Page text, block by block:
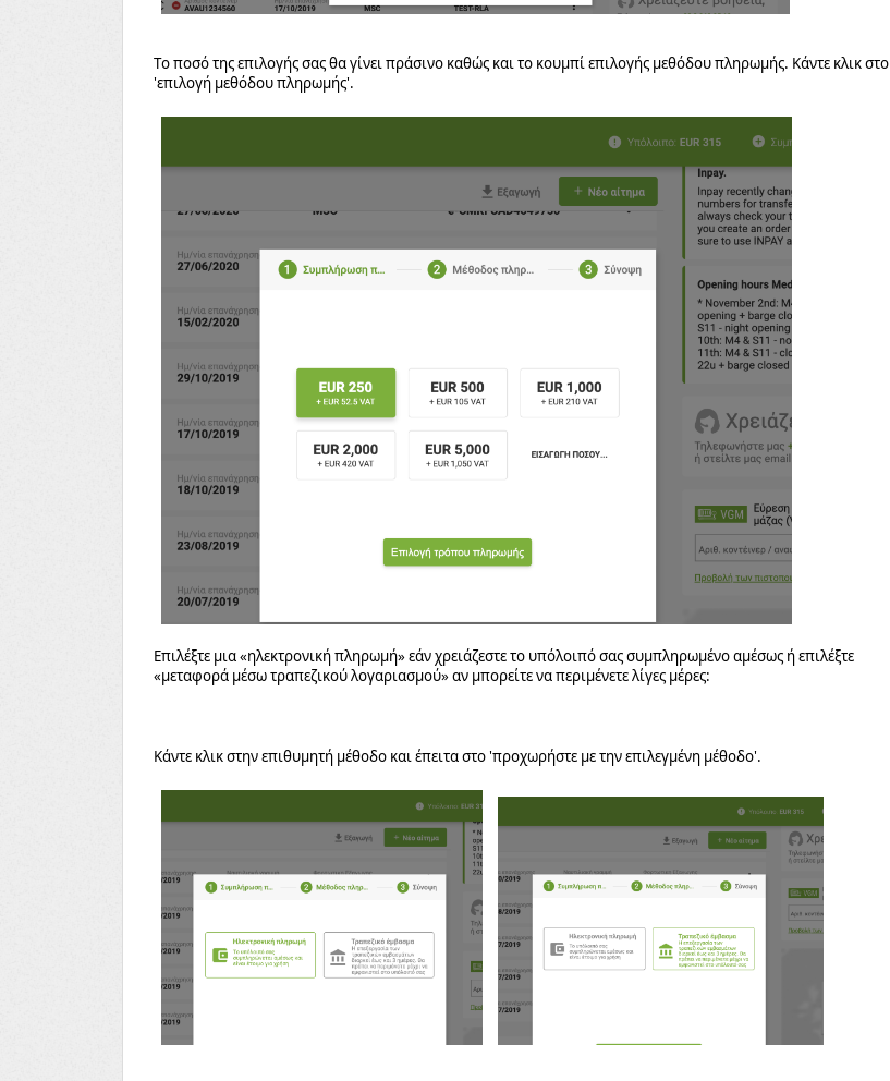
Το ποσό της επιλογής σας θα γίνει πράσινο καθώς και το κουμπί επιλογής μεθόδου πληρωμής. Κάντε κλικ στο
'επιλογή μεθόδου πληρωμής'.
Επιλέξτε μια «ηλεκτρονική πληρωμή» εάν χρειάζεστε το υπόλοιπό σας συμπληρωμένο αμέσως ή επιλέξτε
«μεταφορά μέσω τραπεζικού λογαριασμού» αν μπορείτε να περιμένετε λίγες μέρες:
Κάντε κλικ στην επιθυμητή μέθοδο και έπειτα στο 'προχωρήστε με την επιλεγμένη μέθοδο'.